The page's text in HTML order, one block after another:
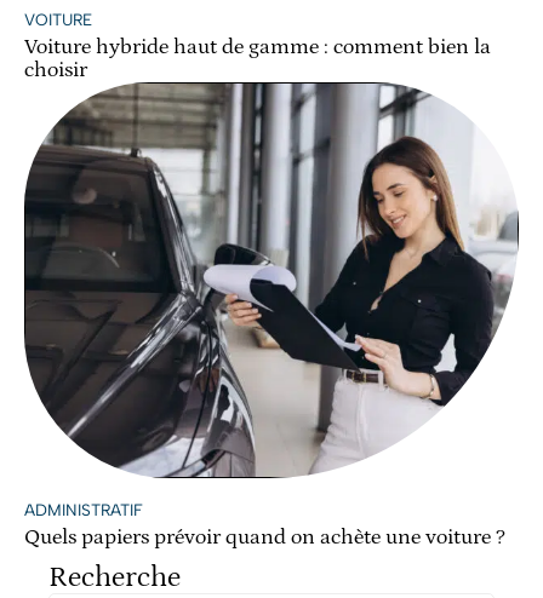
VOITURE
Voiture hybride haut de gamme : comment bien la
choisir
ADMINISTRATIF
Quels papiers prévoir quand on achète une voiture ?
Recherche